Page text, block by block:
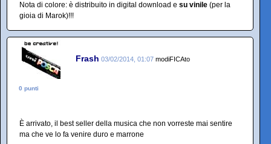
Nota di colore: è distribuito in digital download e su vinile (per la
gioia di Marok)!!!
Frash 03/02/2014, 01:07 modiFICAto
0 punti
È arrivato, il best seller della musica che non vorreste mai sentire
ma che ve lo fa venire duro e marrone